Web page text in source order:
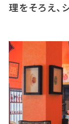
理をそろえ、